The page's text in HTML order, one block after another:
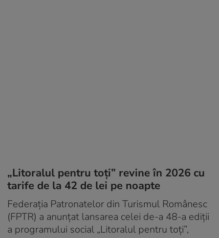
„Litoralul pentru toţi” revine în 2026 cu
tarife de la 42 de lei pe noapte
Federaţia Patronatelor din Turismul Românesc
(FPTR) a anunţat lansarea celei de-a 48-a ediţii
a programului social „Litoralul pentru toţi”,